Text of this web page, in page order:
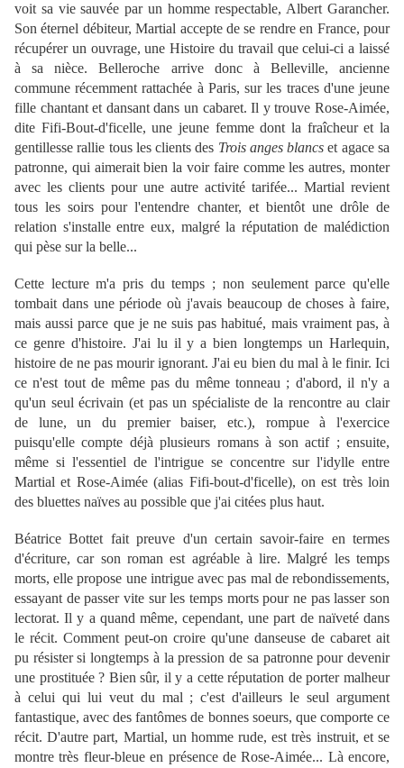
voit sa vie sauvée par un homme respectable, Albert Garancher.
Son éternel débiteur, Martial accepte de se rendre en France, pour
récupérer un ouvrage, une Histoire du travail que celui-ci a laissé
à sa nièce. Belleroche arrive donc à Belleville, ancienne
commune récemment rattachée à Paris, sur les traces d'une jeune
fille chantant et dansant dans un cabaret. Il y trouve Rose-Aimée,
dite Fifi-Bout-d'ficelle, une jeune femme dont la fraîcheur et la
gentillesse rallie tous les clients des Trois anges blancs et agace sa
patronne, qui aimerait bien la voir faire comme les autres, monter
avec les clients pour une autre activité tarifée... Martial revient
tous les soirs pour l'entendre chanter, et bientôt une drôle de
relation s'installe entre eux, malgré la réputation de malédiction
qui pèse sur la belle...
Cette lecture m'a pris du temps ; non seulement parce qu'elle
tombait dans une période où j'avais beaucoup de choses à faire,
mais aussi parce que je ne suis pas habitué, mais vraiment pas, à
ce genre d'histoire. J'ai lu il y a bien longtemps un Harlequin,
histoire de ne pas mourir ignorant. J'ai eu bien du mal à le finir. Ici
ce n'est tout de même pas du même tonneau ; d'abord, il n'y a
qu'un seul écrivain (et pas un spécialiste de la rencontre au clair
de lune, un du premier baiser, etc.), rompue à l'exercice
puisqu'elle compte déjà plusieurs romans à son actif ; ensuite,
même si l'essentiel de l'intrigue se concentre sur l'idylle entre
Martial et Rose-Aimée (alias Fifi-bout-d'ficelle), on est très loin
des bluettes naïves au possible que j'ai citées plus haut.
Béatrice Bottet fait preuve d'un certain savoir-faire en termes
d'écriture, car son roman est agréable à lire. Malgré les temps
morts, elle propose une intrigue avec pas mal de rebondissements,
essayant de passer vite sur les temps morts pour ne pas lasser son
lectorat. Il y a quand même, cependant, une part de naïveté dans
le récit. Comment peut-on croire qu'une danseuse de cabaret ait
pu résister si longtemps à la pression de sa patronne pour devenir
une prostituée ? Bien sûr, il y a cette réputation de porter malheur
à celui qui lui veut du mal ; c'est d'ailleurs le seul argument
fantastique, avec des fantômes de bonnes soeurs, que comporte ce
récit. D'autre part, Martial, un homme rude, est très instruit, et se
montre très fleur-bleue en présence de Rose-Aimée... Là encore,